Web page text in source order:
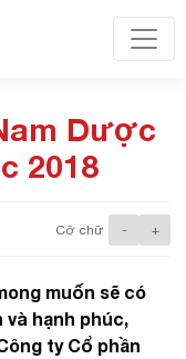
Dược
2018
Cỡ chữ - +
muốn sẽ có
và hạnh phúc,
ty Cổ phần